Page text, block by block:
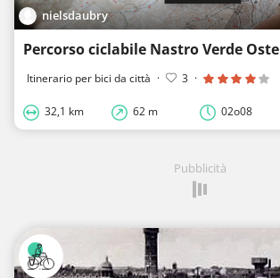
nielsdaubry
Percorso ciclabile Nastro Verde
Itinerario per bici da città · 3 ·
32,1 km 62 m 02o08
Pubblicità